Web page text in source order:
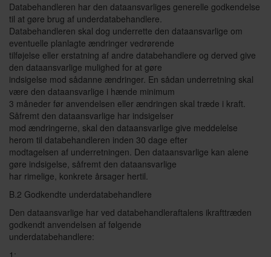
Databehandleren har den dataansvarliges generelle godkendelse
til at gøre brug af underdatabehandlere.
Databehandleren skal dog underrette den dataansvarlige om
eventuelle planlagte ændringer vedrørende
tilføjelse eller erstatning af andre databehandlere og derved give
den dataansvarlige mulighed for at gøre
indsigelse mod sådanne ændringer. En sådan underretning skal
være den dataansvarlige i hænde minimum
3 måneder før anvendelsen eller ændringen skal træde i kraft.
Såfremt den dataansvarlige har indsigelser
mod ændringerne, skal den dataansvarlige give meddelelse
herom til databehandleren inden 30 dage efter
modtagelsen af underretningen. Den dataansvarlige kan alene
gøre indsigelse, såfremt den dataansvarlige
har rimelige, konkrete årsager hertil.
B.2 Godkendte underdatabehandlere
Den dataansvarlige har ved databehandleraftalens ikrafttræden
godkendt anvendelsen af følgende
underdatabehandlere:
1: